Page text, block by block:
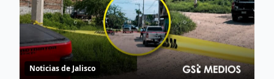
Noticias de Jalisco